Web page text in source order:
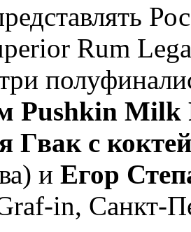
Rum
Pushkin Milk
Гвак с
и Егор
in, Санкт-